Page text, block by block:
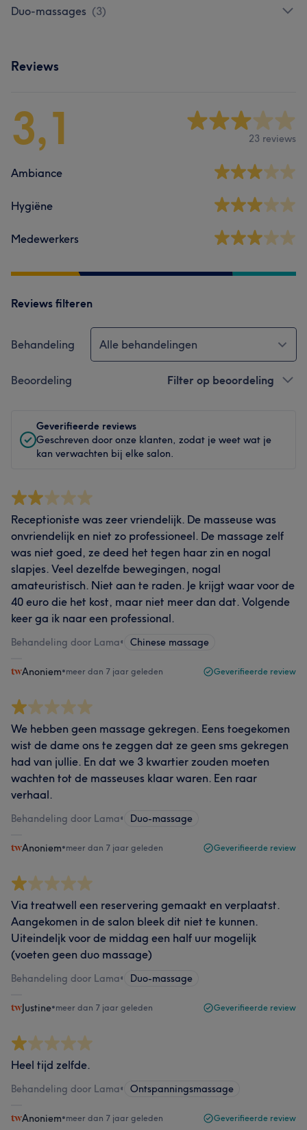
Duo-massages (3)
Reviews
3,1 23 reviews
Ambiance
Hygiëne
Medewerkers
Reviews filteren
Behandeling Alle behandelingen
Beoordeling Filter op beoordeling
Geverifieerde reviews
Geschreven door onze klanten, zodat je weet wat je
kan verwachten bij elke salon.
Receptioniste was zeer vriendelijk. De masseuse was
onvriendelijk en niet zo professioneel. De massage zelf
was niet goed, ze deed het tegen haar zin en nogal
slapjes. Veel dezelfde bewegingen, nogal
amateuristisch. Niet aan te raden. Je krijgt waar voor de
40 euro die het kost, maar niet meer dan dat. Volgende
keer ga ik naar een professional.
Behandeling door Lama• Chinese massage
Anoniem•meer dan 7 jaar geleden Geverifieerde review
We hebben geen massage gekregen. Eens toegekomen
wist de dame ons te zeggen dat ze geen sms gekregen
had van jullie. En dat we 3 kwartier zouden moeten
wachten tot de masseuses klaar waren. Een raar
verhaal.
Behandeling door Lama• Duo-massage
Anoniem•meer dan 7 jaar geleden Geverifieerde review
Via treatwell een reservering gemaakt en verplaatst.
Aangekomen in de salon bleek dit niet te kunnen.
Uiteindeljk voor de middag een half uur mogelijk
(voeten geen duo massage)
Behandeling door Lama• Duo-massage
Justine•meer dan 7 jaar geleden Geverifieerde review
Heel tijd zelfde.
Behandeling door Lama• Ontspanningsmassage
Anoniem•meer dan 7 jaar geleden Geverifieerde review